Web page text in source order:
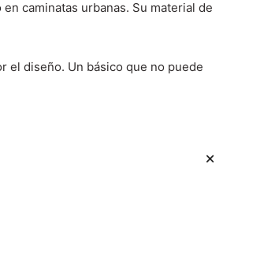
caminatas urbanas. Su material de
el diseño. Un básico que no puede